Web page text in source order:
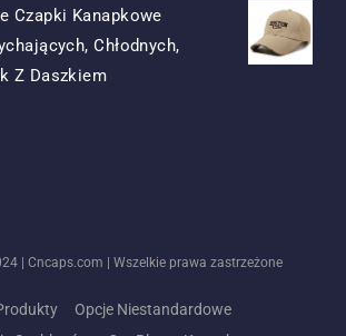
Była:
$15.50.
To:
$7.50.
Czapki Kanapkowe
Chłodnych,
Z DaszkiemOryginalna
Obecna
| Cncaps.com | Wszelkie prawa zastrzeżone
Opcje Niestandardowe